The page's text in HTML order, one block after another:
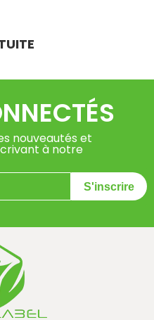
nouveautés et
à notre
S'inscrire